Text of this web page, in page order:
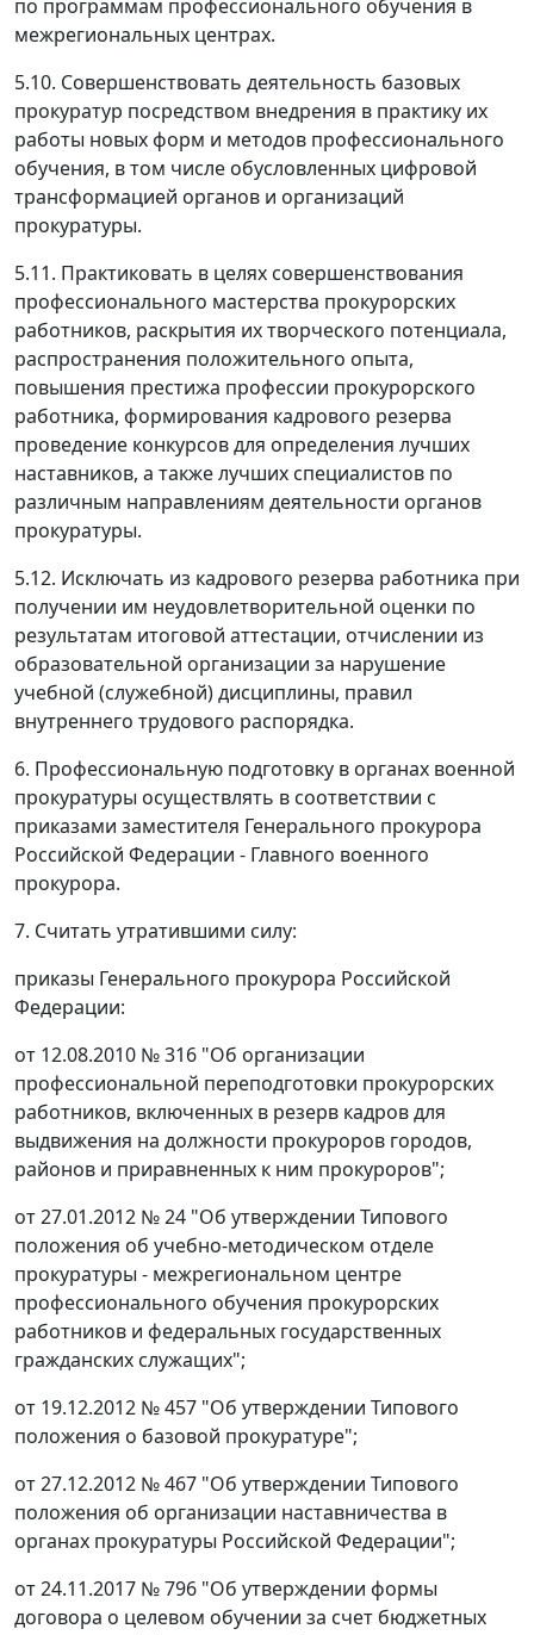
по программам профессионального обучения в
межрегиональных центрах.
5.10. Совершенствовать деятельность базовых
прокуратур посредством внедрения в практику их
работы новых форм и методов профессионального
обучения, в том числе обусловленных цифровой
трансформацией органов и организаций
прокуратуры.
5.11. Практиковать в целях совершенствования
профессионального мастерства прокурорских
работников, раскрытия их творческого потенциала,
распространения положительного опыта,
повышения престижа профессии прокурорского
работника, формирования кадрового резерва
проведение конкурсов для определения лучших
наставников, а также лучших специалистов по
различным направлениям деятельности органов
прокуратуры.
5.12. Исключать из кадрового резерва работника при
получении им неудовлетворительной оценки по
результатам итоговой аттестации, отчислении из
образовательной организации за нарушение
учебной (служебной) дисциплины, правил
внутреннего трудового распорядка.
6. Профессиональную подготовку в органах военной
прокуратуры осуществлять в соответствии с
приказами заместителя Генерального прокурора
Российской Федерации - Главного военного
прокурора.
7. Считать утратившими силу:
приказы Генерального прокурора Российской
Федерации:
от 12.08.2010 № 316 "Об организации
профессиональной переподготовки прокурорских
работников, включенных в резерв кадров для
выдвижения на должности прокуроров городов,
районов и приравненных к ним прокуроров";
от 27.01.2012 № 24 "Об утверждении Типового
положения об учебно-методическом отделе
прокуратуры - межрегиональном центре
профессионального обучения прокурорских
работников и федеральных государственных
гражданских служащих";
от 19.12.2012 № 457 "Об утверждении Типового
положения о базовой прокуратуре";
от 27.12.2012 № 467 "Об утверждении Типового
положения об организации наставничества в
органах прокуратуры Российской Федерации";
от 24.11.2017 № 796 "Об утверждении формы
договора о целевом обучении за счет бюджетных